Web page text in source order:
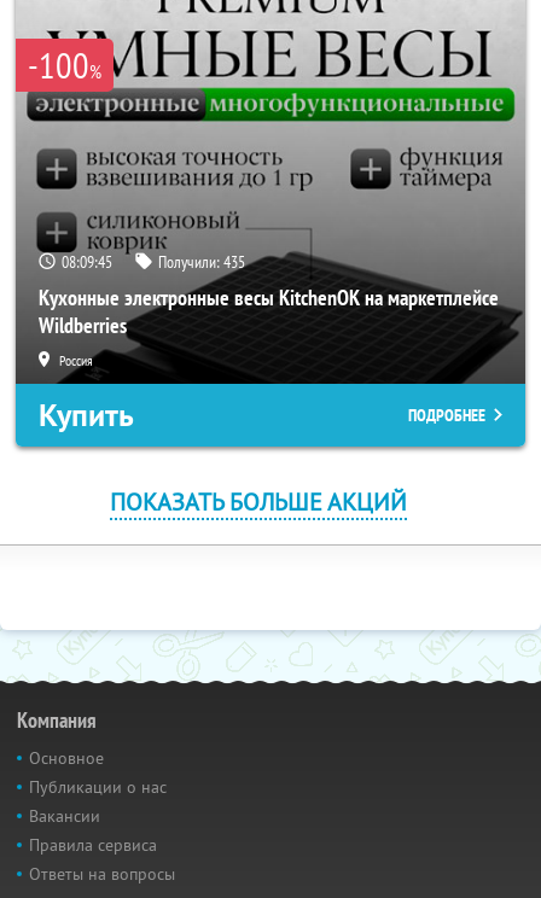
-100%
08:09:44 Получили:435
Кухонные электронные весы KitchenOK на маркетплейсе
Wildberries
Россия
Купить ПОДРОБНЕЕ
ПОКАЗАТЬ БОЛЬШЕ АКЦИЙ
Компания
Основное
Публикации о нас
Вакансии
Правила сервиса
Ответы на вопросы